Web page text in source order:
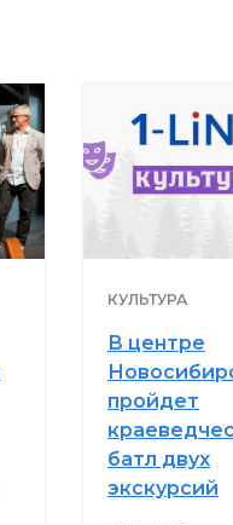
КУЛЬТУРА
В центре
пройдет
батл двух
экскурсий